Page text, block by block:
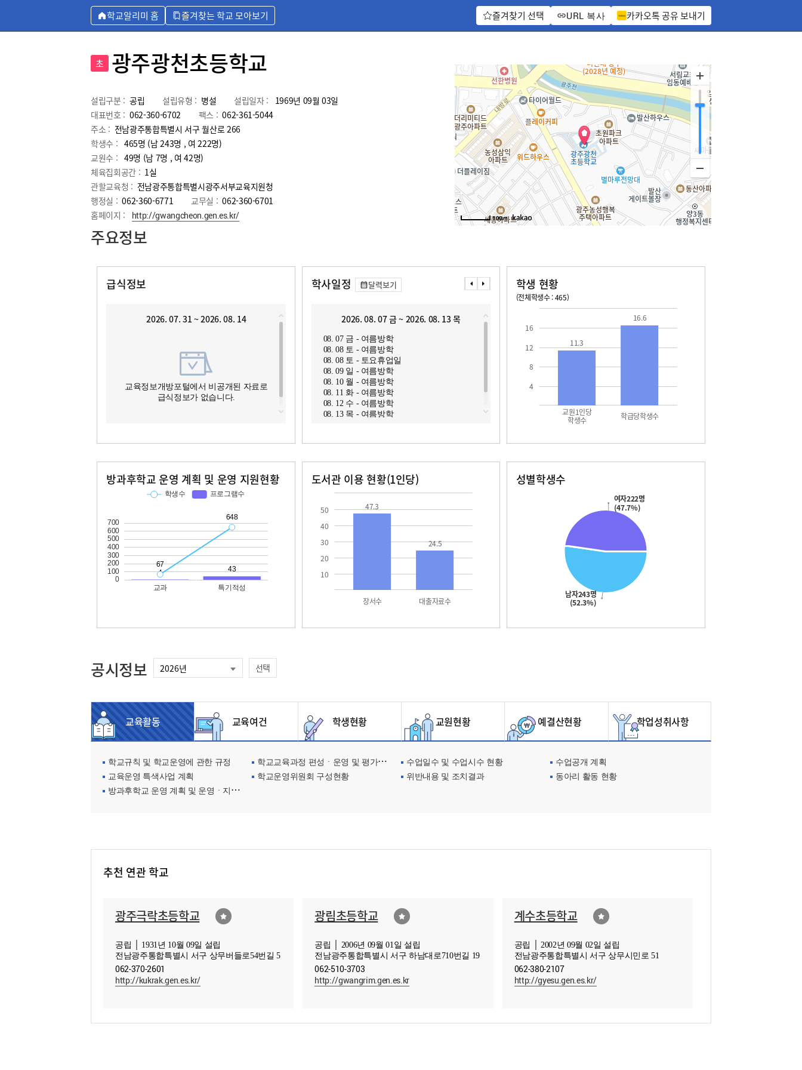
학교알리미 홈 즐겨찾는 학교 모아보기 즐겨찾기 선택 URL 복사 카카오톡 공유 보내기
초 광주광천초등학교
설립구분 : 공립 설립유형 : 병설 설립일자 :
1969년 09월 03일
대표번호 : 062-360-6702 팩스 : 062-361-5044
주소 : 전남광주통합특별시 서구 월산로 266
학생수 : 465명 (남 243명 , 여 222명)
교원수 : 49명 (남 7명 , 여42명)
체육집회공간 : 1실
관할교육청 : 전남광주통합특별시광주서부교육지원청
행정실 : 062-360-6771 교무실 : 062-360-6701
홈페이지 :
http://gwangcheon.gen.es.kr/ 100m
주요정보
급식정보
2026. 07. 31 ~ 2026. 08. 14
교육정보개방포털에서 비공개된 자료로
급식정보가 없습니다.
학사일정 달력보기
2026. 08. 07 금 ~ 2026. 08. 13 목
08. 07 금 - 여름방학
08. 08 토 - 여름방학
08. 08 토 - 토요휴업일
08. 09 일 - 여름방학
08. 10 월 - 여름방학
08. 11 화 - 여름방학
08. 12 수 - 여름방학
08. 13 목 - 여름방학
2026. 08. 14 금 ~ 2026. 08. 20 목
08. 14 금 - 여름방학
08. 15 토 - 여름방학
08. 16 일 - 여름방학
08. 17 월 - 여름방학
08. 18 화 - 여름방학
08. 19 수 - 여름방학
08. 20 목 - 여름방학
학생 현황
(전체학생수 : 465)
4
8
12
16
교원1인당
학생수 학급당학생수
11.3
16.6
방과후학교 운영 계획 및 운영 지원현황 도서관 이용 현황(1인당)
10
20
30
40
50
장서수 대출자료수
47.3
24.5
성별학생수
남자243명
(52.3%)
여자222명
(47.7%)
공시정보 선택
교육활동 교육여건 학생현황 교원현황 예결산현황 학업성취사항
학교규칙 및 학교운영에 관한 규정 학교교육과정 편성ㆍ운영 및 평가에 관한 사항 수업일수 및 수업시수 현황
수업공개 계획
교육운영 특색사업 계획
학교운영위원회 구성현황 위반내용 및 조치결과
동아리 활동 현황
방과후학교 운영 계획 및 운영ㆍ지원현황
추천 연관 학교
광주극락초등학교
공립 │ 1931년 10월 09일 설립
전남광주통합특별시 서구 상무버들로54번길 5
062-370-2601
http://kukrak.gen.es.kr/
광림초등학교
공립 │ 2006년 09월 01일 설립
전남광주통합특별시 서구 하남대로710번길 19
062-510-3703
http://gwangrim.gen.es.kr
계수초등학교
공립 │ 2002년 09월 02일 설립
전남광주통합특별시 서구 상무시민로 51
062-380-2107
http://gyesu.gen.es.kr/